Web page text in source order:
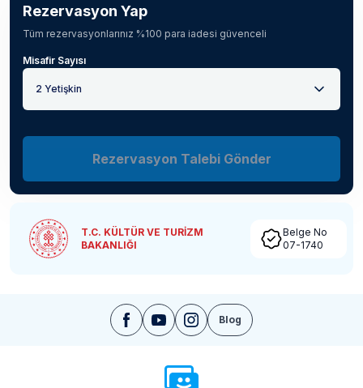
Rezervasyon Yap
Tüm rezervasyonlarınız %100 para iadesi güvenceli
Misafir Sayısı
2 Yetişkin
Rezervasyon Talebi Gönder
T.C. KÜLTÜR VE TURİZM
BAKANLIĞI
Belge No
07-1740
Blog